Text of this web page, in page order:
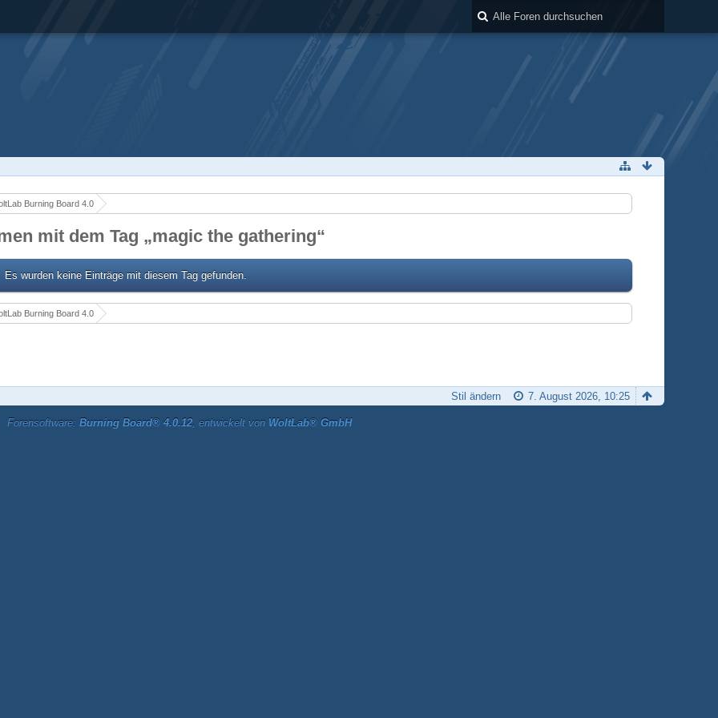
Burning Board 4.0
mit dem Tag „magic the gathering“
Es wurden keine Einträge mit diesem Tag gefunden.
Burning Board 4.0
7. August 2026, 10:25
Stil ändern
Forensoftware: Burning Board® 4.0.12, entwickelt von WoltLab® GmbH